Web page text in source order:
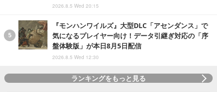
2026.8.5 Wed 20:15
『モンハンワイルズ』大型DLC「アセンダンス」で
気になるプレイヤー向け！データ引継ぎ対応の「序
盤体験版」が本日8月5日配信
2026.8.5 Wed 12:30
ランキングをもっと見る